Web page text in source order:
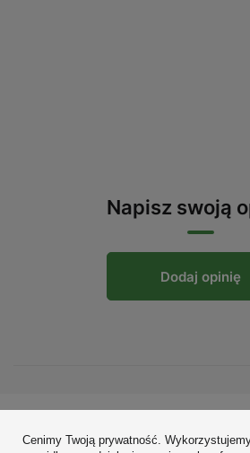
Napisz swoją
Dodaj opinię
Zamówienia
Cenimy Twoją prywatność.